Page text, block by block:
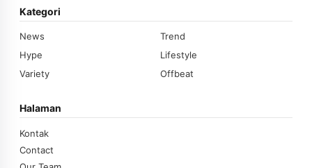
Kategori
News
Trend
Hype
Lifestyle
Variety
Offbeat
Halaman
Kontak
Contact